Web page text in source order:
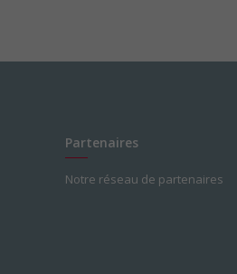
Partenaires
Notre réseau de partenaires